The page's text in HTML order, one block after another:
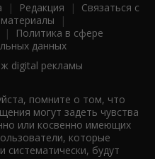
| Редакция | Связаться с
|
|
Политика в сфере
данных
digital рекламы
помните о том, что
могут задеть чувства
или косвенно имеющих
которые
систематически, будут